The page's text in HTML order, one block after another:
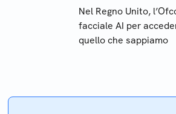
Nel Regno Unito,
facciale AI per
quello che sappiamo